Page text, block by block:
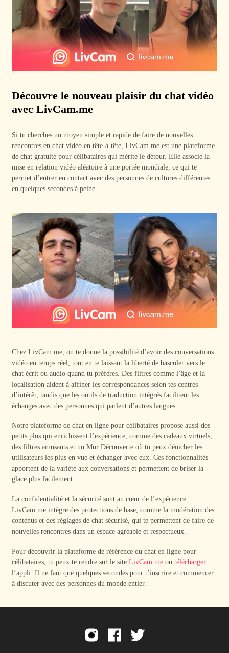
Découvre le nouveau plaisir du chat vidéo
avec LivCam.me
Si tu cherches un moyen simple et rapide de faire de nouvelles
rencontres en chat vidéo en tête-à-tête, LivCam.me est une plateforme
de chat gratuite pour célibataires qui mérite le détour. Elle associe la
mise en relation vidéo aléatoire à une portée mondiale, ce qui te
permet d’entrer en contact avec des personnes de cultures différentes
en quelques secondes à peine.
Chez LivCam.me, on te donne la possibilité d’avoir des conversations
vidéo en temps réel, tout en te laissant la liberté de basculer vers le
chat écrit ou audio quand tu préfères. Des filtres comme l’âge et la
localisation aident à affiner les correspondances selon tes centres
d’intérêt, tandis que les outils de traduction intégrés facilitent les
échanges avec des personnes qui parlent d’autres langues.
Notre plateforme de chat en ligne pour célibataires propose aussi des
petits plus qui enrichissent l’expérience, comme des cadeaux virtuels,
des filtres amusants et un Mur Découverte où tu peux dénicher les
utilisateurs les plus en vue et échanger avec eux. Ces fonctionnalités
apportent de la variété aux conversations et permettent de briser la
glace plus facilement.
La confidentialité et la sécurité sont au cœur de l’expérience.
LivCam.me intègre des protections de base, comme la modération des
contenus et des réglages de chat sécurisé, qui te permettent de faire de
nouvelles rencontres dans un espace agréable et respectueux.
Pour découvrir la plateforme de référence du chat en ligne pour
célibataires, tu peux te rendre sur le siteLivCam.me outélécharger
l’appli. Il ne faut que quelques secondes pour t’inscrire et commencer
à discuter avec des personnes du monde entier.